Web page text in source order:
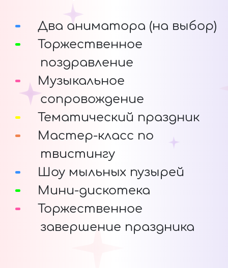
Два аниматора (на выбор)
Торжественное
поздравление
Музыкальное
сопровождение
Тематический праздник
Мастер-класс по
твистингу
Шоу мыльных пузырей
Мини-дискотека
Торжественное
завершение праздника